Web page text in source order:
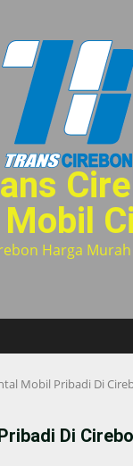
Harga
Mobil Pribadi Di
Di